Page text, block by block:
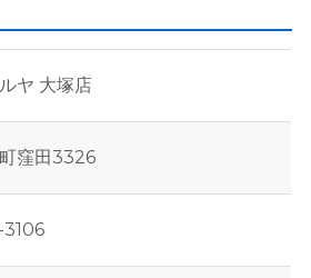
ヤ 大塚店
窪田3326